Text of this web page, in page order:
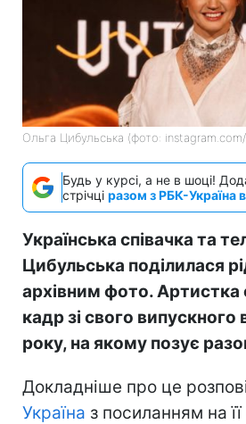
Ольга Цибульська (фото:
Будь у курсі, а не в шоці!
стрічці разом з РБК-Україна
Українська співачка та
Цибульська поділилася
архівним фото. Артистка
кадр зі свого
року, на якому позує
Докладніше про це
Україна з посиланням на її